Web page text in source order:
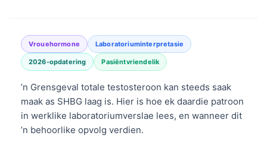
Vrouehormone Laboratoriuminterpretasie
2026-opdatering Pasiëntvriendelik
’n Grensgeval totale testosteroon kan steeds saak
maak as SHBG laag is. Hier is hoe ek daardie patroon
in werklike laboratoriumverslae lees, en wanneer dit
’n behoorlike opvolg verdien.